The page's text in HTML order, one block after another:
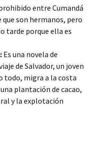
entre Cumandá
que son hermanos, pero
tarde porque ella es
: Es una novela de
de Salvador, un joven
todo, migra a la costa
plantación de cacao,
y la explotación